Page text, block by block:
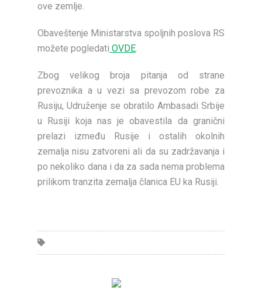
ove zemlje.
Obaveštenje Ministarstva spoljnih poslova RS
možete pogledati OVDE.
Zbog velikog broja pitanja od strane
prevoznika a u vezi sa prevozom robe za
Rusiju, Udruženje se obratilo Ambasadi Srbije
u Rusiji koja nas je obavestila da granični
prelazi između Rusije i ostalih okolnih
zemalja nisu zatvoreni ali da su zadržavanja i
po nekoliko dana i da za sada nema problema
prilikom tranzita zemalja članica EU ka Rusiji.